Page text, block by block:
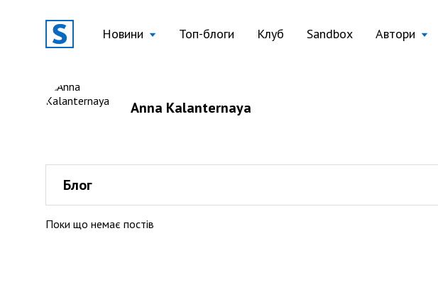
Новини Топ-блоги Клуб Sandbox Автори
Anna Kalanternaya
Блог
Поки що немає постів